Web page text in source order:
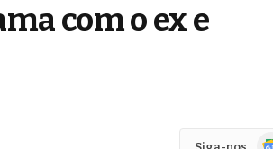
com o ex e
Siga-nos